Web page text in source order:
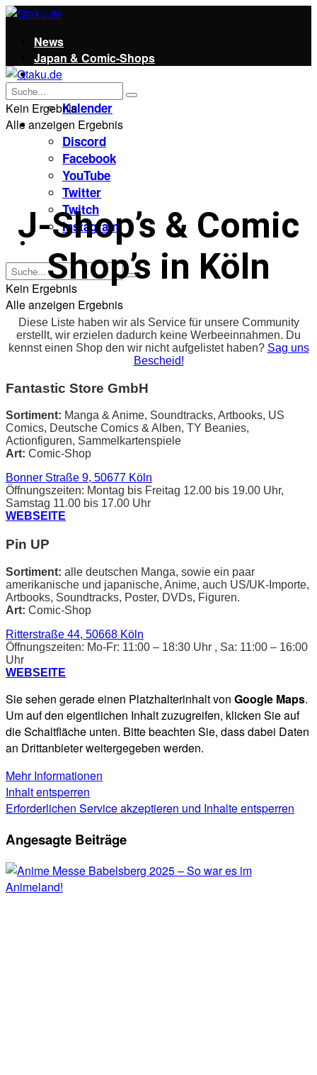
News
Japan & Comic-Shops
Qtaku
Kalender
Social
Discord
Facebook
YouTube
Twitter
Twitch
Instagram
Unterstützt uns!
Kein Ergebnis
Alle anzeigen Ergebnis
Kein Ergebnis
Alle anzeigen Ergebnis
J-Shop’s & Comic
Shop’s in Köln
Diese Liste haben wir als Service für unsere Community
erstellt, wir erzielen dadurch keine Werbeeinnahmen. Du
kennst einen Shop den wir nicht aufgelistet haben? Sag uns
Bescheid!
Fantastic Store GmbH
Sortiment: Manga & Anime, Soundtracks, Artbooks, US
Comics, Deutsche Comics & Alben, TY Beanies,
Actionfiguren, Sammelkartenspiele
Art: Comic-Shop
Bonner Straße 9, 50677 Köln
Öffnungszeiten: Montag bis Freitag 12.00 bis 19.00 Uhr,
Samstag 11.00 bis 17.00 Uhr
WEBSEITE
Pin UP
Sortiment: alle deutschen Manga, sowie ein paar
amerikanische und japanische, Anime, auch US/UK-Importe,
Artbooks, Soundtracks, Poster, DVDs, Figuren.
Art: Comic-Shop
Ritterstraße 44, 50668 Köln
Öffnungszeiten: Mo-Fr: 11:00 – 18:30 Uhr , Sa: 11:00 – 16:00
Uhr
WEBSEITE
Sie sehen gerade einen Platzhalterinhalt von Google Maps.
Um auf den eigentlichen Inhalt zuzugreifen, klicken Sie auf
die Schaltfläche unten. Bitte beachten Sie, dass dabei Daten
an Drittanbieter weitergegeben werden.
Mehr Informationen
Inhalt entsperren
Erforderlichen Service akzeptieren und Inhalte entsperren
Angesagte Beiträge